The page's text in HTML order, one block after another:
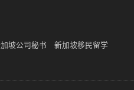
坡公司秘书 新加坡移民留学